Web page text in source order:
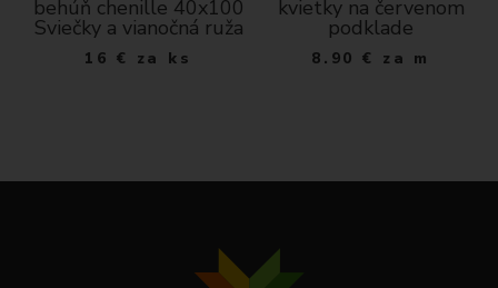
behúň chenille 40x100
Sviečky a vianočná ruža
16 € za ks
kvietky na červenom
podklade
8.90 € za m